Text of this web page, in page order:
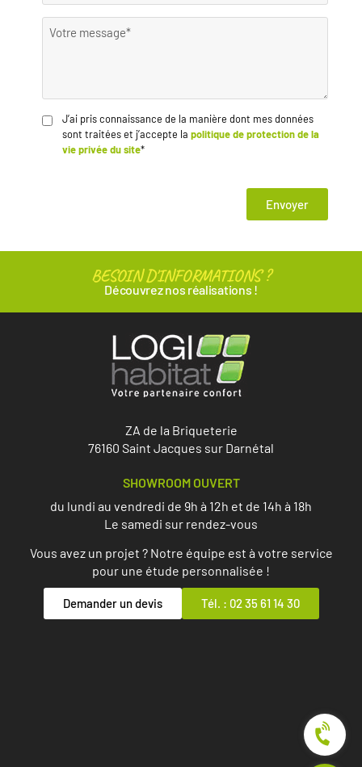
J’ai pris connaissance de la manière dont mes données
sont traitées et j’accepte lapolitique de protection de la
vie privée du site*
Envoyer
BESOIN D'INFORMATIONS ?
Découvrez nos réalisations !
ZA de la Briqueterie
76160 Saint Jacques sur Darnétal
SHOWROOM OUVERT
du lundi au vendredi de 9h à 12h et de 14h à 18h
Le samedi sur rendez-vous
Vous avez un projet ? Notre équipe est à votre service
pour une étude personnalisée !
Demander un devis Tél. : 02 35 61 14 30